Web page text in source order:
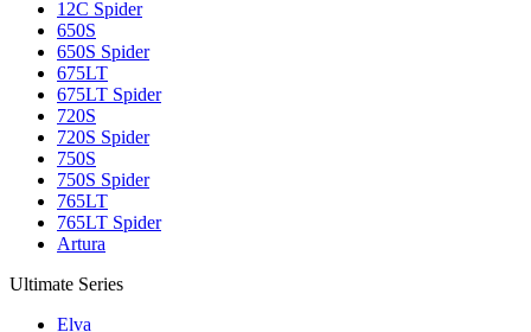
12C Spider
650S
650S Spider
675LT
675LT Spider
720S
720S Spider
750S
750S Spider
765LT
765LT Spider
Artura
Ultimate Series
Elva